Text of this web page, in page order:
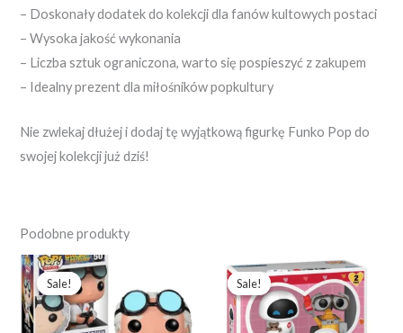
– Doskonały dodatek do kolekcji dla fanów kultowych postaci
– Wysoka jakość wykonania
– Liczba sztuk ograniczona, warto się pospieszyć z zakupem
– Idealny prezent dla miłośników popkultury
Nie zwlekaj dłużej i dodaj tę wyjątkową figurkę Funko Pop do
swojej kolekcji już dziś!
Podobne produkty
Sale!
Sale!
Pierwotna
cena
wynosiła:
248,03 zł.
wynosi:
190,79 zł.
Sale!
Sale!
Pierwotna
cena
wynosiła:
457,59 zł.
Aktualna
cena
wynosi:
351,99 zł.